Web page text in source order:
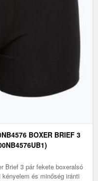
BOXER BRIEF 3
Brief 3 pár fekete boxeralsó
és minőség iránti